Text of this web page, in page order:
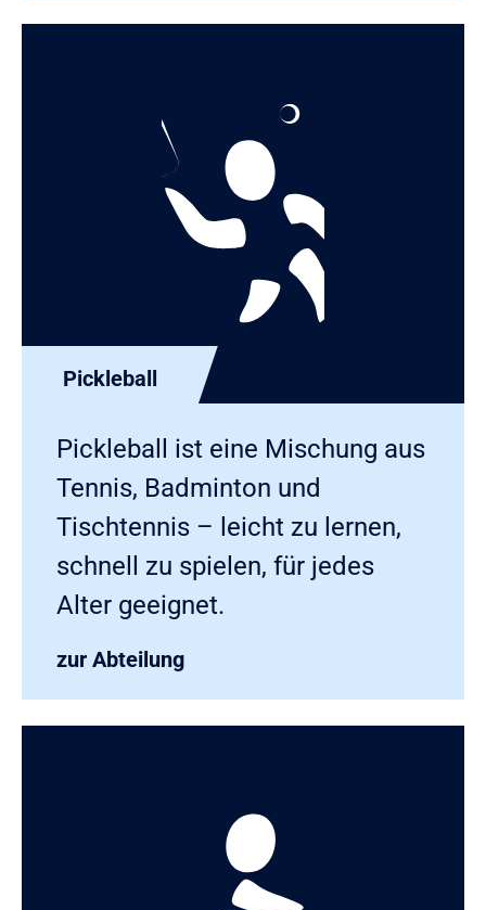
Pickleball
Pickleball ist eine Mischung aus
Tennis, Badminton und
Tischtennis – leicht zu lernen,
schnell zu spielen, für jedes
Alter geeignet.
zur Abteilung